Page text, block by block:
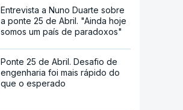
Entrevista a Nuno Duarte sobre
a ponte 25 de Abril. "Ainda hoje
somos um país de paradoxos"
Ponte 25 de Abril. Desafio de
engenharia foi mais rápido do
que o esperado